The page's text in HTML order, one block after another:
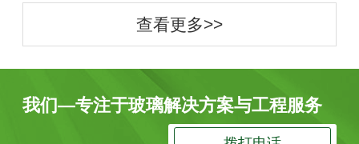
查看更多>>
我们—专注于玻璃解决方案与工程服务